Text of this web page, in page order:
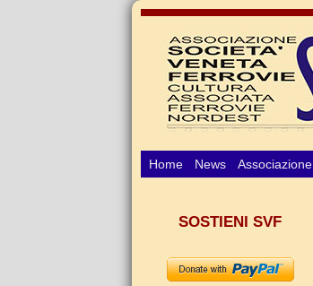
Home News Associazione
SOSTIENI SVF